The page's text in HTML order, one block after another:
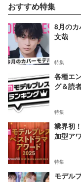
おすすめ特集
8月の
文哉
特集
各種エ
グ＆読
特集
業界初
加型ア
特集
モデル